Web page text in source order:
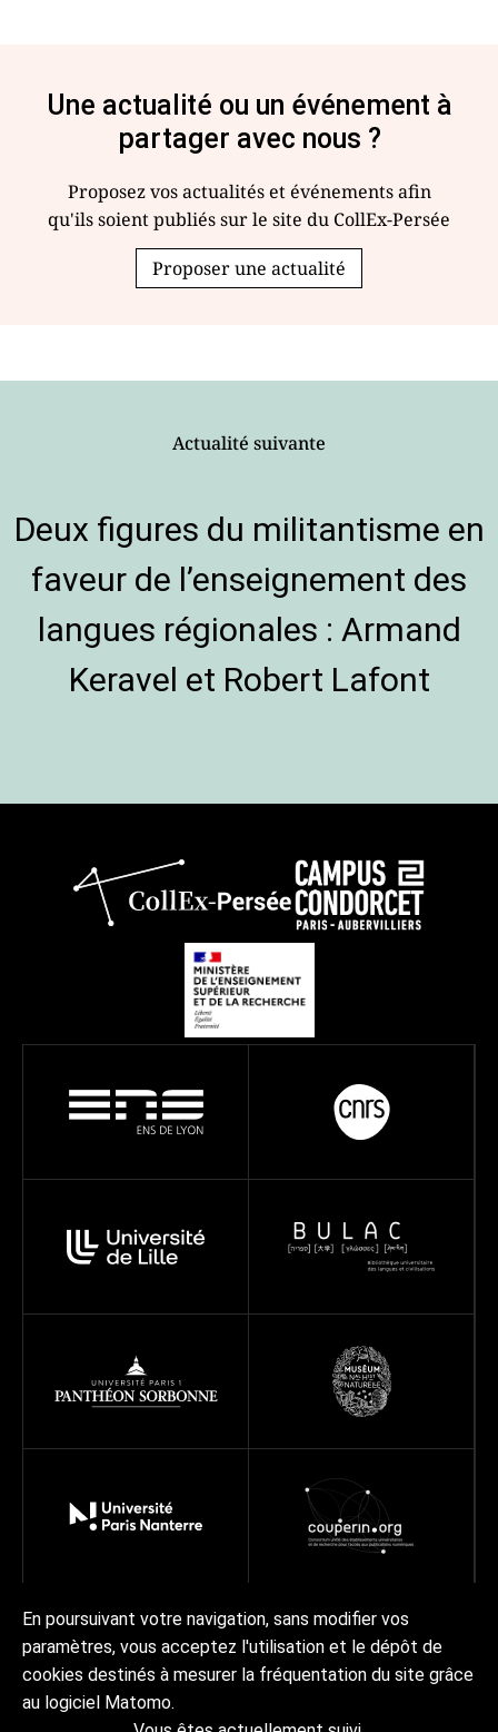
Une actualité ou un événement à
partager avec nous ?
Proposez vos actualités et événements afin
qu'ils soient publiés sur le site du CollEx-Persée
Proposer une actualité
Actualité suivante
Deux figures du militantisme en
faveur de l’enseignement des
langues régionales : Armand
Keravel et Robert Lafont
Réseau Projets Ressources À propos
Actualités | AgendaContact Collex-Persée
En poursuivant votre navigation, sans modifier vos
paramètres, vous acceptez l'utilisation et le dépôt de
cookies destinés à mesurer la fréquentation du site grâce
au logiciel Matomo.